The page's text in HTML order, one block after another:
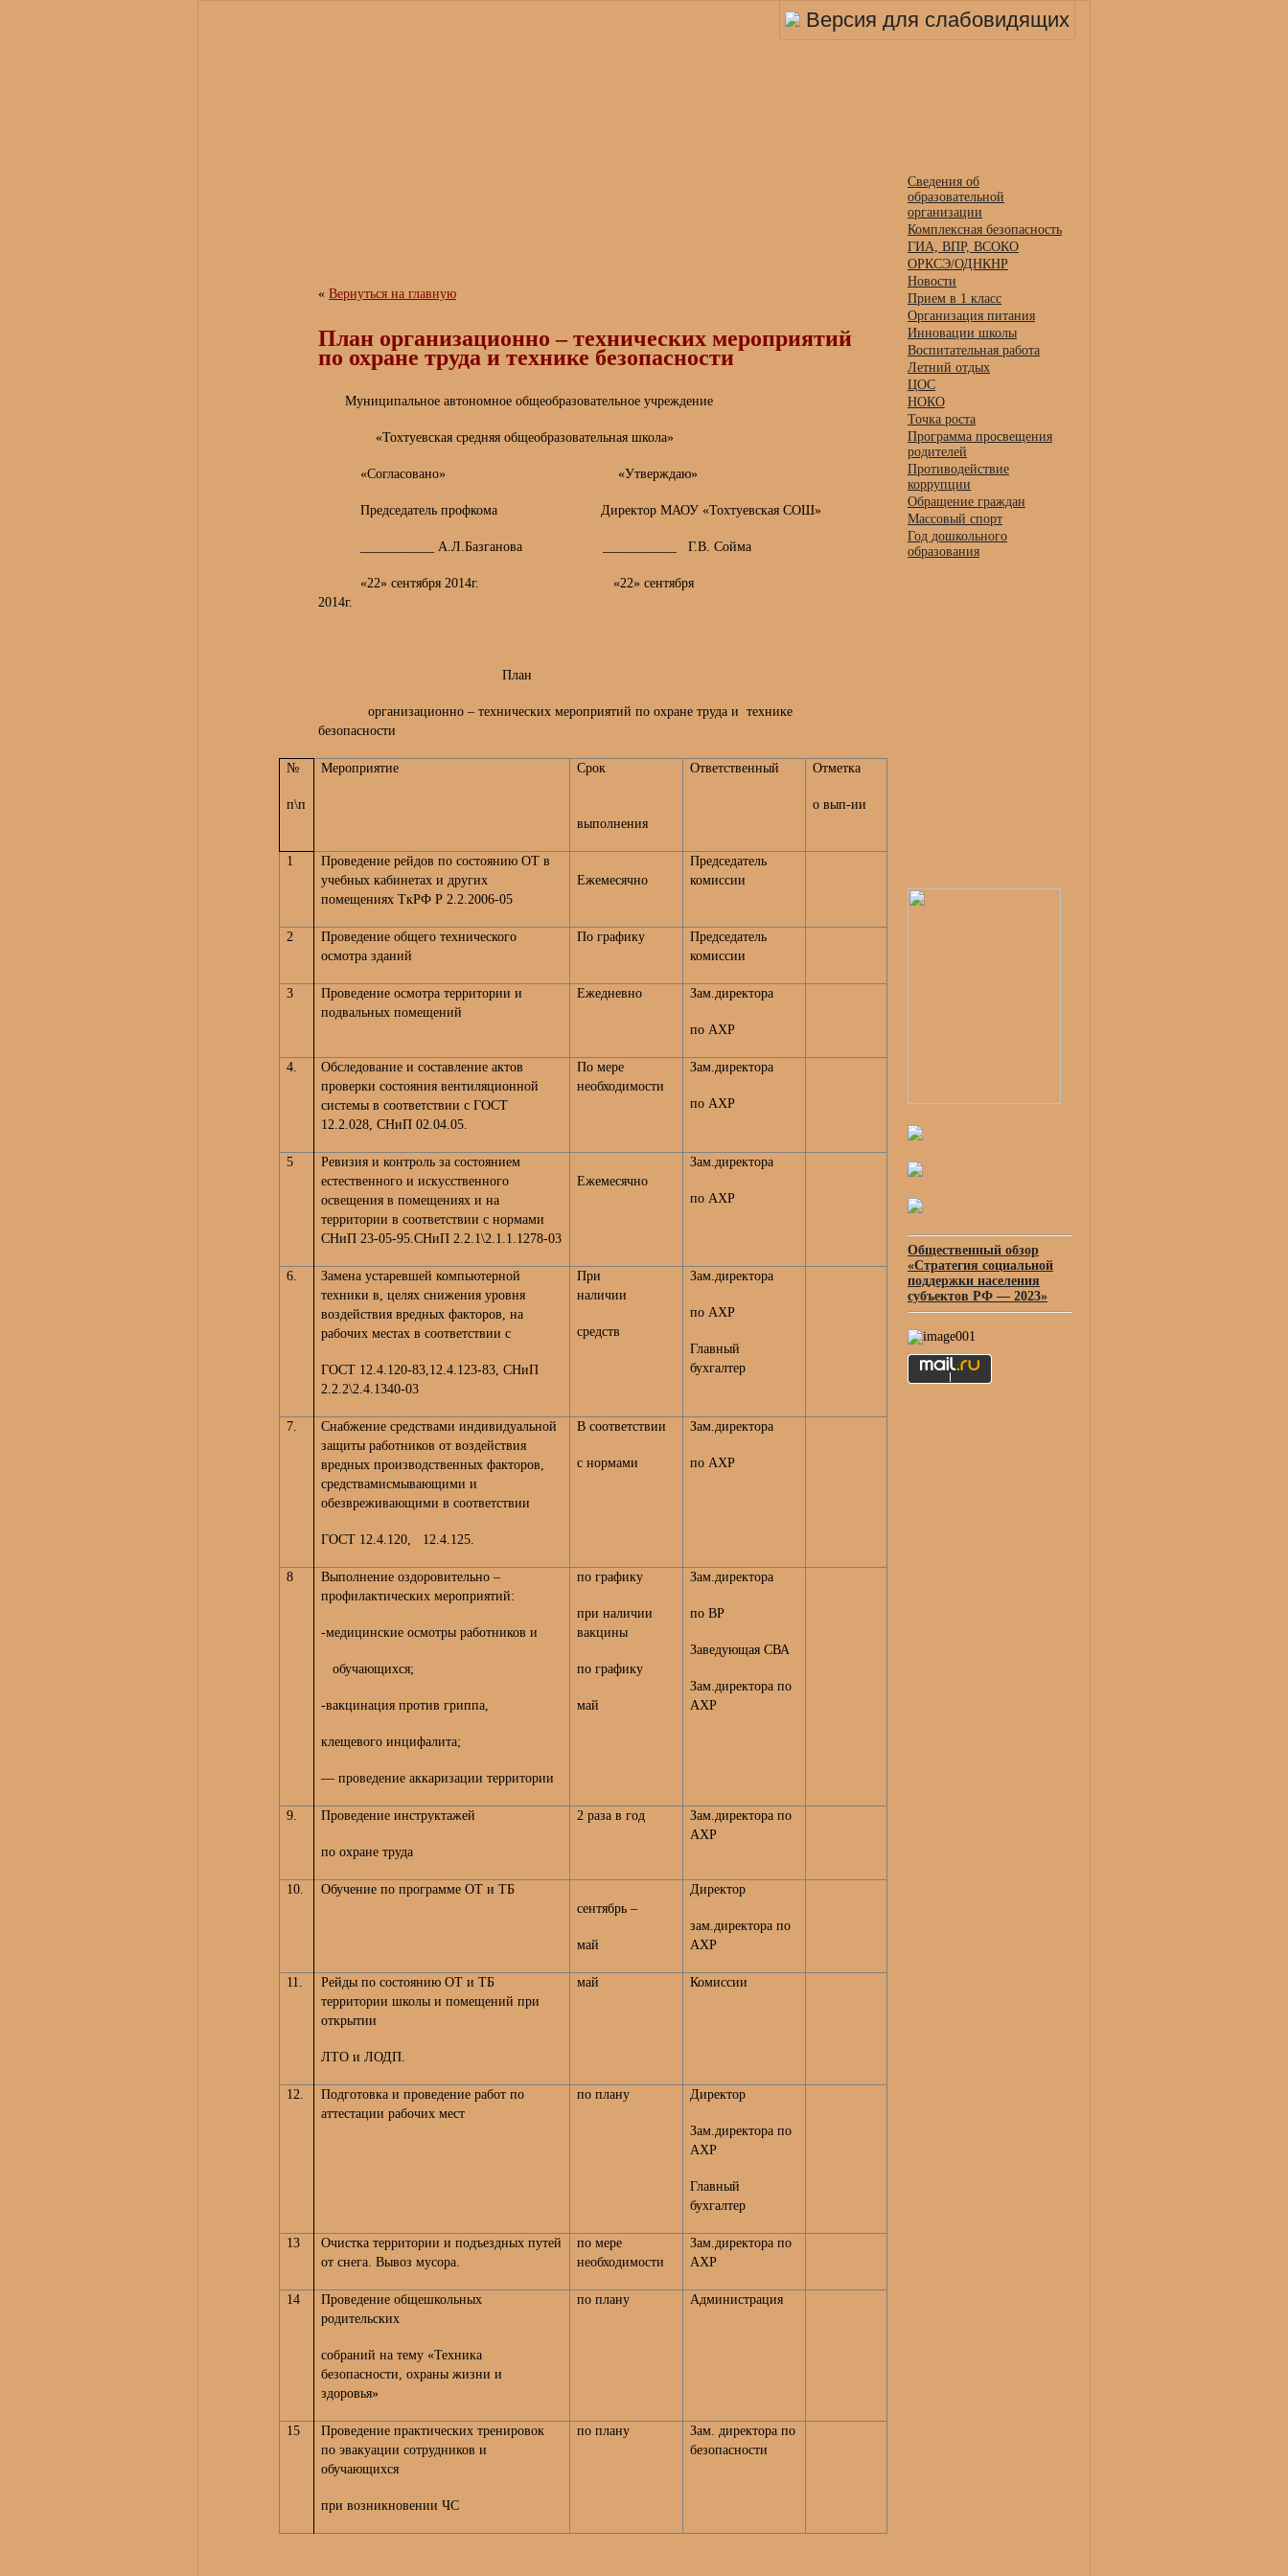
Версия для слабовидящих
« Вернуться на главную
План организационно – технических мероприятий
по охране труда и технике безопасности
Муниципальное автономное общеобразовательное учреждение
«Тохтуевская средняя общеобразовательная школа»
«Согласовано» «Утверждаю»
Председатель профкома Директор МАОУ «Тохтуевская СОШ»
___________ А.Л.Базганова ___________ Г.В. Сойма
«22» сентября 2014г. «22» сентября
2014г.
План
организационно – технических мероприятий по охране труда и технике
безопасности
№
п\п
Мероприятие Срок
выполнения
Ответственный Отметка
о вып-ии
1
Проведение рейдов по состоянию ОТ в
учебных кабинетах и других
помещениях ТкРФ Р 2.2.2006-05
Ежемесячно
Председатель
комиссии
2
Проведение общего технического
осмотра зданий
По графику
Председатель
комиссии
3
Проведение осмотра территории и
подвальных помещений
Ежедневно Зам.директора
по АХР
4.
Обследование и составление актов
проверки состояния вентиляционной
системы в соответствии с ГОСТ
12.2.028, СНиП 02.04.05.
По мере
необходимости
Зам.директора
по АХР
5
Ревизия и контроль за состоянием
естественного и искусственного
освещения в помещениях и на
территории в соответствии с нормами
СНиП 23-05-95.СНиП 2.2.1\2.1.1.1278-03
Ежемесячно
Зам.директора
по АХР
6.
Замена устаревшей компьютерной
техники в, целях снижения уровня
воздействия вредных факторов, на
рабочих местах в соответствии с
ГОСТ 12.4.120-83,12.4.123-83, СНиП
2.2.2\2.4.1340-03
При
наличии
средств
Зам.директора
по АХР
Главный
бухгалтер
7.
Снабжение средствами индивидуальной
защиты работников от воздействия
вредных производственных факторов,
средствамисмывающими и
обезвреживающими в соответствии
ГОСТ 12.4.120, 12.4.125.
В соответствии
с нормами
Зам.директора
по АХР
8
Выполнение оздоровительно –
профилактических мероприятий:
-медицинские осмотры работников и
обучающихся;
-вакцинация против гриппа,
клещевого инцифалита;
— проведение аккаризации территории
по графику
при наличии
вакцины
по графику
май
Зам.директора
по ВР
Заведующая СВА
Зам.директора по
АХР
9. Проведение инструктажей
по охране труда
2 раза в год
Зам.директора по
АХР
10.
Обучение по программе ОТ и ТБ
сентябрь –
май
Директор
зам.директора по
АХР
11.
Рейды по состоянию ОТ и ТБ
территории школы и помещений при
открытии
ЛТО и ЛОДП.
май Комиссии
12.
Подготовка и проведение работ по
аттестации рабочих мест
по плану Директор
Зам.директора по
АХР
Главный
бухгалтер
13
Очистка территории и подъездных путей
от снега. Вывоз мусора.
по мере
необходимости
Зам.директора по
АХР
14
Проведение общешкольных
родительских
собраний на тему «Техника
безопасности, охраны жизни и
здоровья»
по плану Администрация
15
Проведение практических тренировок
по эвакуации сотрудников и
обучающихся
при возникновении ЧС
по плану
Зам. директора по
безопасности
Сведения об
образовательной
организации
Комплексная безопасность
ГИА, ВПР, ВСОКО
ОРКСЭ/ОДНКНР
Новости
Прием в 1 класс
Организация питания
Инновации школы
Воспитательная работа
Летний отдых
ЦОС
НОКО
Точка роста
Программа просвещения
родителей
Противодействие
коррупции
Обращение граждан
Массовый спорт
Год дошкольного
образования
Общественный обзор
«Стратегия социальной
поддержки населения
субъектов РФ — 2023»